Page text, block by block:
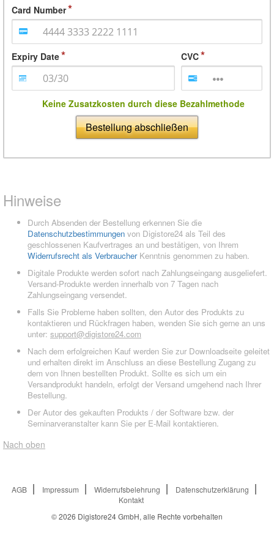
Card Number
Expiry Date CVC
Keine Zusatzkosten durch diese Bezahlmethode
Bestellung abschließen
Hinweise
Durch Absenden der Bestellung erkennen Sie die
Datenschutzbestimmungen von Digistore24 als Teil des
geschlossenen Kaufvertrages an und bestätigen, von Ihrem
Widerrufsrecht als VerbraucherKenntnis genommen zu haben.
Digitale Produkte werden sofort nach Zahlungseingang ausgeliefert.
Versand-Produkte werden innerhalb von 7 Tagen nach
Zahlungseingang versendet.
Falls Sie Probleme haben sollten, den Autor des Produkts zu
kontaktieren und Rückfragen haben, wenden Sie sich gerne an uns
unter: support@digistore24.com
Nach dem erfolgreichen Kauf werden Sie zur Downloadseite geleitet
und erhalten direkt im Anschluss an diese Bestellung Zugang zu
dem von Ihnen bestellten Produkt. Sollte es sich um ein
Versandprodukt handeln, erfolgt der Versand umgehend nach Ihrer
Bestellung.
Der Autor des gekauften Produkts / der Software bzw. der
Seminarveranstalter kann Sie per E-Mail kontaktieren.
Nach oben
AGB Impressum Widerrufsbelehrung
Datenschutzerklärung
Kontakt
© 2026 Digistore24 GmbH, alle Rechte vorbehalten